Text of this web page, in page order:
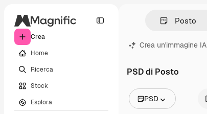
Crea
Home
Ricerca
Stock
Esplora
Crea un'immagine IA
PSD di Posto
PSD